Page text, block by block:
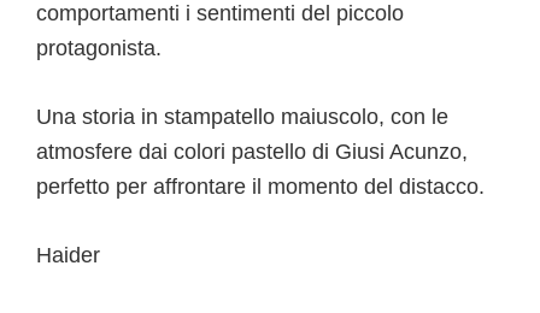
comportamenti i sentimenti del piccolo
protagonista.
Una storia in stampatello maiuscolo, con le
atmosfere dai colori pastello di Giusi Acunzo,
perfetto per affrontare il momento del distacco.
Haider